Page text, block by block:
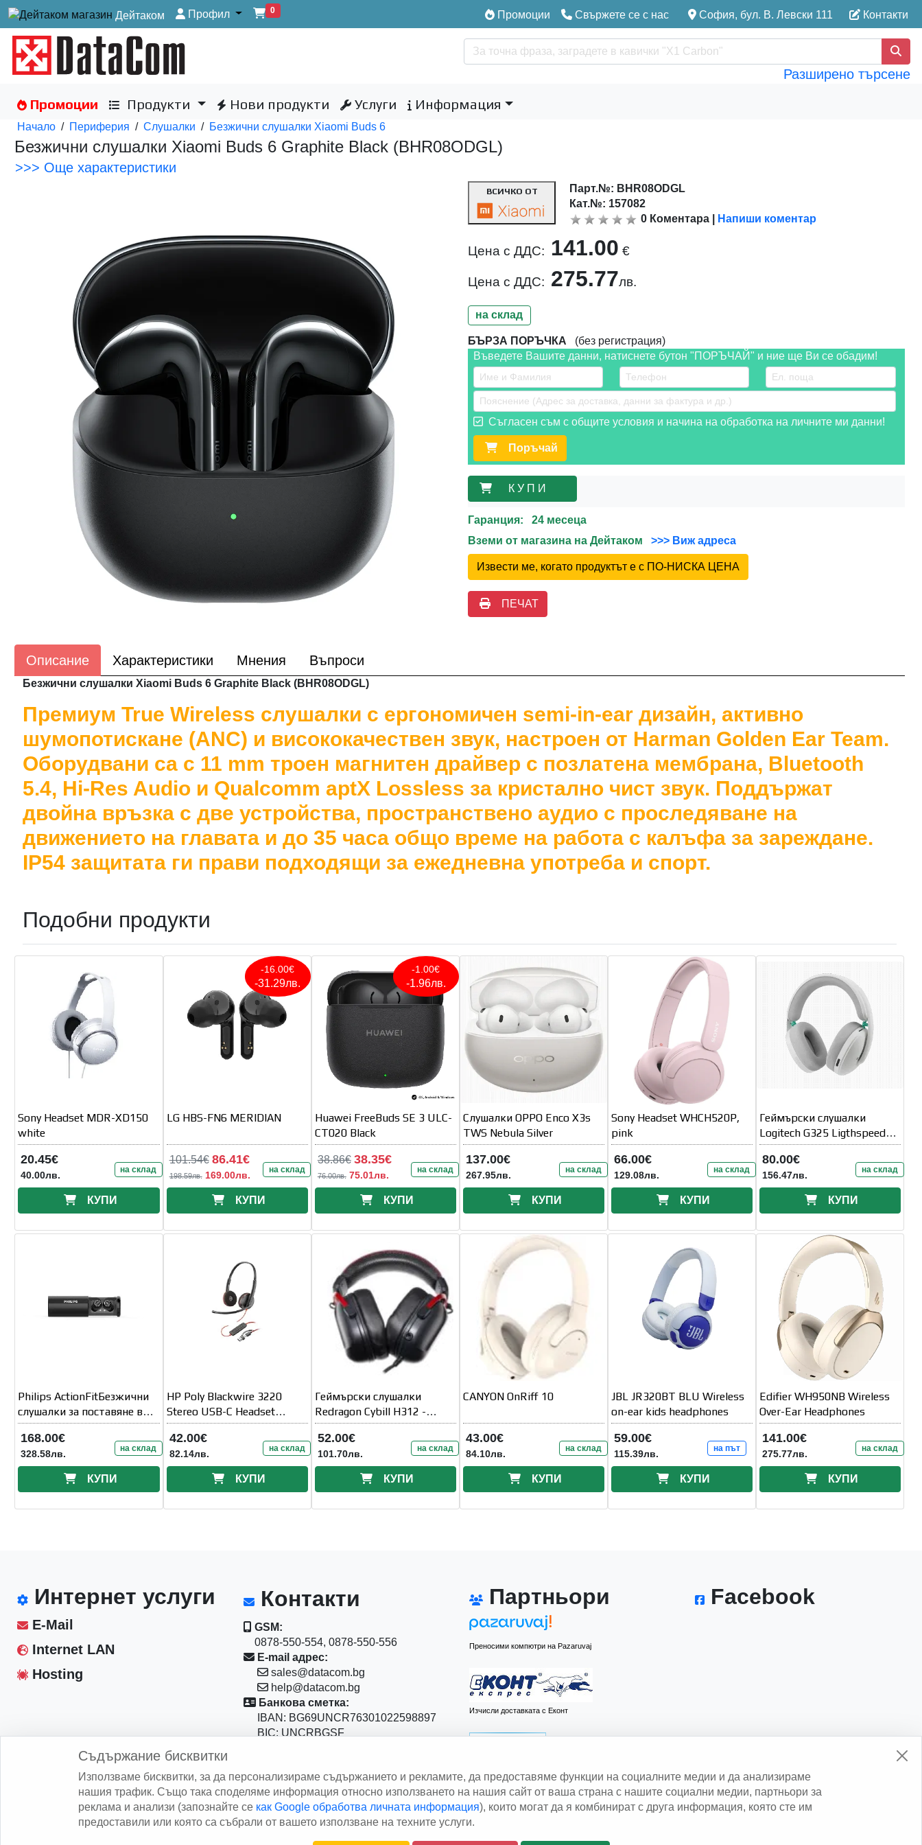
Дейтаком Профил 0 Промоции Свържете се с нас София, бул. В. Левски 111 Контакти
Разширено търсене
Промоции Продукти Нови продукти Услуги Информация
Начало / Периферия / Слушалки / Безжични слушалки Xiaomi Buds 6
Безжични слушалки Xiaomi Buds 6 Graphite Black (BHR08ODGL)
>>> Още характеристики
ВСИЧКО ОТ Парт.№: BHR08ODGL
Кат.№: 157082
0 Коментара Напиши коментар
Цена с ДДС: 141.00 €
Цена с ДДС: 275.77лв.
на склад
БЪРЗА ПОРЪЧКА (без регистрация)
Въведете Вашите данни, натиснете бутон "ПОРЪЧАЙ" и ние ще Ви се обадим!
Съгласен съм с общите условия и начина на обработка на личните ми данни!
Поръчай
К У П И
Гаранция: 24 месеца
Вземи от магазина на Дейтаком
>>> Виж адреса
Извести ме, когато продуктът е с ПО-НИСКА ЦЕНА
ПЕЧАТ
Описание Характеристики Мнения Въпроси
Безжични слушалки Xiaomi Buds 6 Graphite Black (BHR08ODGL)
Премиум True Wireless слушалки с ергономичен semi-in-ear дизайн, активно
шумопотискане (ANC) и висококачествен звук, настроен от Harman Golden Ear Team.
Оборудвани са с 11 mm троен магнитен драйвер с позлатена мембрана, Bluetooth
5.4, Hi-Res Audio и Qualcomm aptX Lossless за кристално чист звук. Поддържат
двойна връзка с две устройства, пространствено аудио с проследяване на
движението на главата и до 35 часа общо време на работа с калъфа за зареждане.
IP54 защитата ги прави подходящи за ежедневна употреба и спорт.
Подобни продукти
Sony Headset MDR-XD150
white
20.45€
40.00лв. на склад
КУПИ
-16.00€
-31.29лв.
LG HBS-FN6 MERIDIAN
101.54€ 86.41€
198.59лв. 169.00лв. на склад
КУПИ
-1.00€
-1.96лв.
Huawei FreeBuds SE 3 ULC-
CT020 Black
38.86€ 38.35€
76.00лв. 75.01лв. на склад
КУПИ
Слушалки OPPO Enco X3s
TWS Nebula Silver
137.00€
267.95лв. на склад
КУПИ
Sony Headset WHCH520P,
pink
66.00€
129.08лв. на склад
КУПИ
Геймърски слушалки
Logitech G325 Ligthspeed
Wireless
80.00€
156.47лв. на склад
КУПИ
Philips ActionFitБезжични
слушалки за поставяне в
ушите 6 мм
168.00€
328.58лв. на склад
КУПИ
HP Poly Blackwire 3220
Stereo USB-C Headset
+USB-C/A
42.00€
82.14лв. на склад
КУПИ
Геймърски слушалки
Redragon Cybill H312 -
черни
52.00€
101.70лв. на склад
КУПИ
CANYON OnRiff 10
43.00€
84.10лв. на склад
КУПИ
JBL JR320BT BLU Wireless
on-ear kids headphones
59.00€
115.39лв. на път
КУПИ
Edifier WH950NB Wireless
Over-Ear Headphones
141.00€
275.77лв. на склад
КУПИ
Интернет услуги
E-Mail
Internet LAN
Hosting
Контакти
GSM:
0878-550-554, 0878-550-556
E-mail адрес:
sales@datacom.bg
help@datacom.bg
Банкова сметка:
IBAN: BG69UNCR76301022598897
BIC: UNCRBGSF
бул."Васил Левски" 111
Партньори
Преносими компютри на Pazaruvaj
Изчисли доставката с Еконт
Изчисли доставката със Спиди
Facebook
Съдържание бисквитки
Използваме бисквитки, за да персонализираме съдържанието и рекламите, да предоставяме функции на социалните медии и да анализираме
нашия трафик. Също така споделяме информация относно използването на нашия сайт от ваша страна с нашите социални медии, партньори за
реклама и анализи (запознайте се как Google обработва личната информация), които могат да я комбинират с друга информация, която сте им
предоставили или която са събрали от вашето използване на техните услуги.